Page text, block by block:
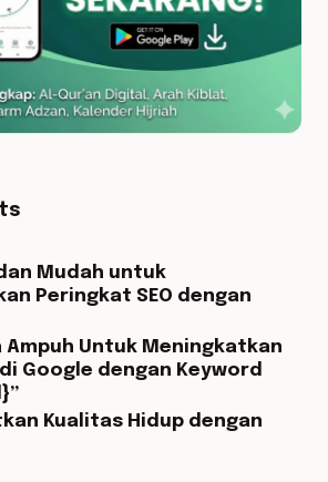
Mudah untuk
Peringkat SEO dengan
Ampuh Untuk Meningkatkan
Google dengan Keyword
Kualitas Hidup dengan